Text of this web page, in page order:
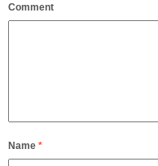
Comment
Name *